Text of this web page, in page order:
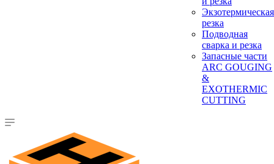
Экзотермическая
резка
Подводная
сварка и резка
Запасные части
ARC GOUGING
&
EXOTHERMIC
CUTTING